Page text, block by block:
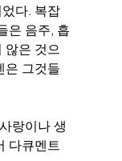
다. 복잡
은 음주, 흡
않은 것으
은 그것들
랑이나 생
다큐멘트